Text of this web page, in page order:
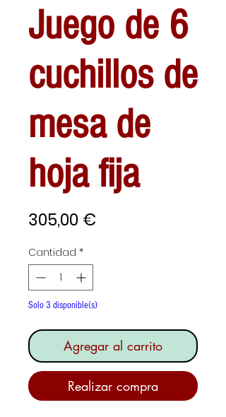
Juego de 6
cuchillos de
mesa de
hoja fija
305,00 €
Cantidad *
Solo 3 disponible(s)
Agregar al carrito
Realizar compra